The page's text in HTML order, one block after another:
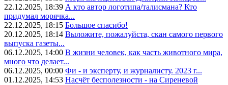
22.12.2025, 18:39 А кто автор логотипа/талисмана? Кто
придумал морячка...
22.12.2025, 18:15 Большое спасибо!
20.12.2025, 18:14 Выложите, пожалуйста, скан самого первого
выпуска газеты...
06.12.2025, 14:00 В жизни человек, как часть животного мира,
много что делает...
06.12.2025, 00:00 Фи - и эксперту, и журналисту. 2023 г...
01.12.2025, 14:53 Насчёт бесполезности - на Сиреневой